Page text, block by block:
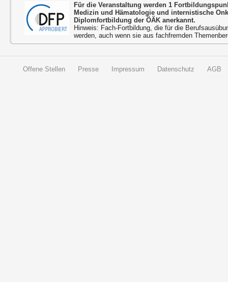
Für die Veranstaltung werden 1
Medizin und Hämatologie und internistische
Diplomfortbildung der ÖÄK anerkannt.
Hinweis: Fach-Fortbildung, die für die
werden, auch wenn sie aus fachfremden
Offene Stellen Presse Impressum Datenschutz AGB